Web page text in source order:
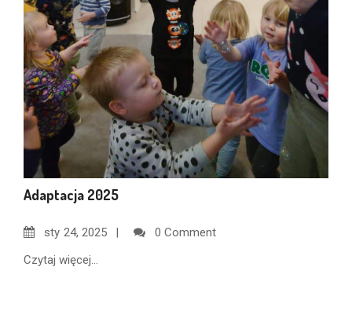
Adaptacja 2025
sty 24, 2025
0 Comment
Czytaj więcej...